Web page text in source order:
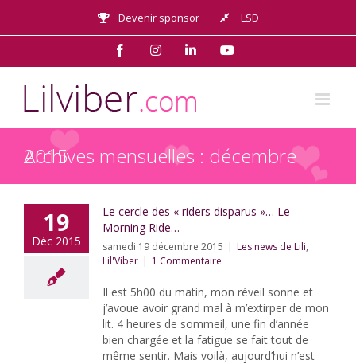
contenu
Devenir sponsor LSD
FacebookInstagramLinkedInYouTube
Archives mensuelles :
décembre 2015
19
Déc 2015
Le cercle des « riders disparus »… Le
Morning Ride…
samedi 19 décembre 2015 | Les news de Lili,
Lil'Viber | 1 Commentaire
Il est 5h00 du matin, mon réveil sonne et
j’avoue avoir grand mal à m’extirper de mon
lit. 4 heures de sommeil, une fin d’année
bien chargée et la fatigue se fait tout de
même sentir. Mais voilà, aujourd’hui n’est